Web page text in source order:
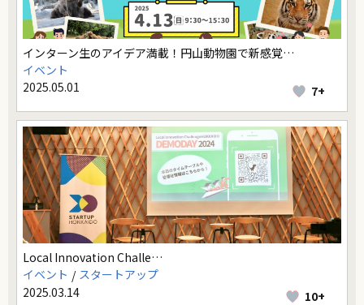
インターン生のアイデア満載！円山動物園で新感覚…
イベント
2025.05.01
7+
Local Innovation Challe…
イベント
スタートアップ
2025.03.14
10+